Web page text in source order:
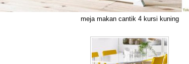
meja makan cantik 4 kursi kuning